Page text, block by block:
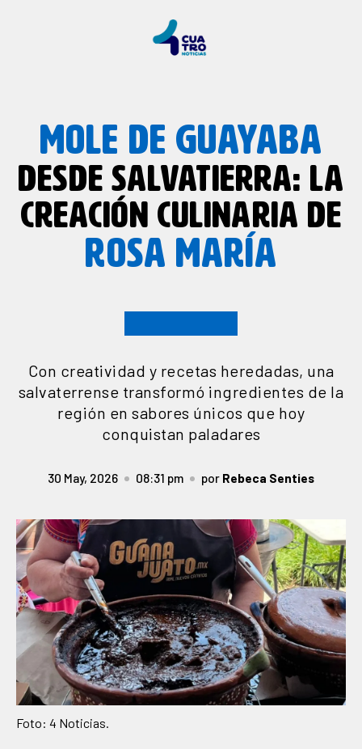
MOLE DE GUAYABA
DESDE SALVATIERRA: LA
CREACIÓN CULINARIA DE
ROSA MARÍA
Con creatividad y recetas heredadas, una
salvaterrense transformó ingredientes de la
región en sabores únicos que hoy
conquistan paladares
30 May, 2026 08:31 pm por Rebeca Senties
Foto: 4 Noticias.